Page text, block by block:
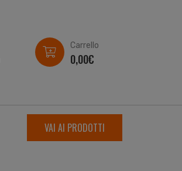
Carrello
0,00€
VAI AI PRODOTTI